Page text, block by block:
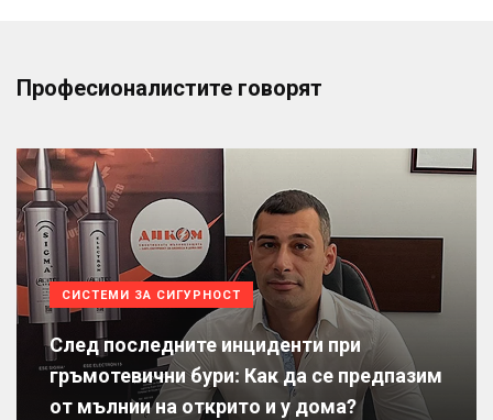
Професионалистите говорят
СИСТЕМИ ЗА СИГУРНОСТ
След последните инциденти при
гръмотевични бури: Как да се предпазим
от мълнии на открито и у дома?